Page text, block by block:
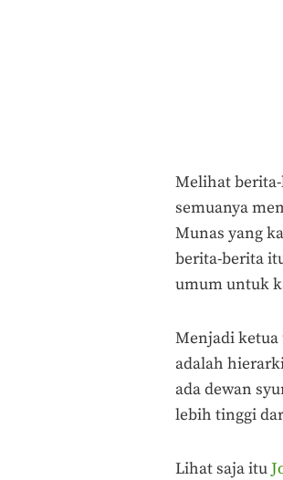
Melihat
semuanya
Munas yang
berita-berita
umum untuk
Menjadi
adalah
ada dewan
lebih tinggi
Lihat saja itu